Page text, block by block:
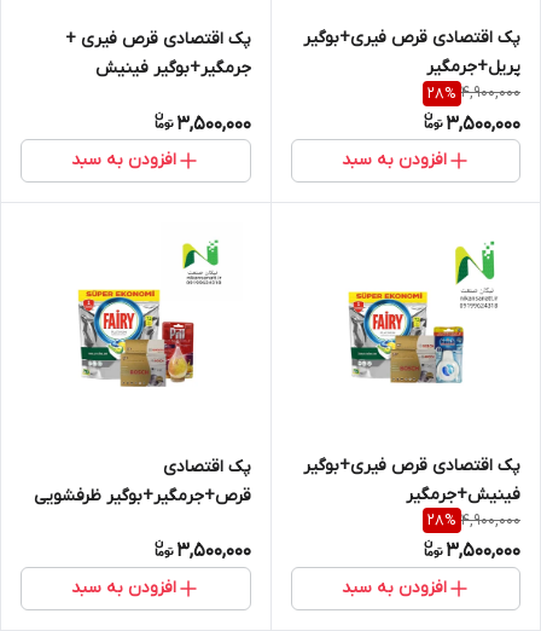
پک اقتصادی قرص فیری+بوگیر
پریل+جرمگیر
4,900,000
28%
3,500,000
افزودن به سبد
پک اقتصادی قرص فیری +
جرمگیر+بوگیر فینیش
3,500,000
افزودن به سبد
پک اقتصادی قرص فیری+بوگیر
فینیش+جرمگیر
4,900,000
28%
3,500,000
افزودن به سبد
پک اقتصادی
قرص+جرمگیر+بوگیر ظرفشویی
3,500,000
افزودن به سبد